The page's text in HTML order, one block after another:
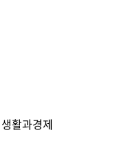
활과경제